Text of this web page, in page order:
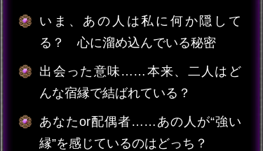
いま、あの人は私に何か隠して
る？ 心に溜め込んでいる秘密
出会った意味……本来、二人はど
んな宿縁で結ばれている？
あなたor配偶者……あの人が“強い
縁”を感じているのはどっち？